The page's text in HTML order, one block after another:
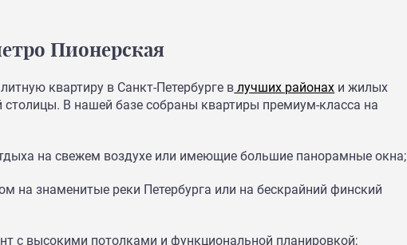
Пионерская
квартиру в Санкт-Петербурге в лучших районах и жилых
столицы. В нашей базе собраны квартиры премиум-класса на
на свежем воздухе или имеющие большие панорамные окна;
на знаменитые реки Петербурга или на бескрайний финский
с высокими потолками и функциональной планировкой;